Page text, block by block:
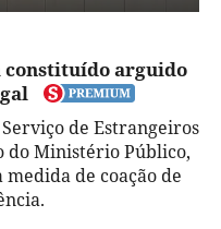
constituído arguido
de Estrangeiros
do Ministério Público,
de coação de